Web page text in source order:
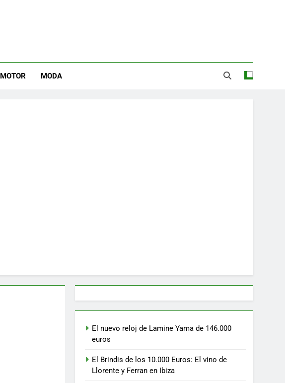
MOTOR MODA
El nuevo reloj de Lamine Yama de 146.000
euros
El Brindis de los 10.000 Euros: El vino de
Llorente y Ferran en Ibiza